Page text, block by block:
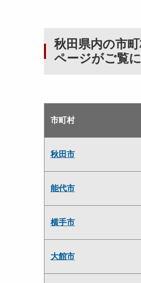
秋田県内の市
ページがご覧
市町村
秋田市
能代市
横手市
大館市